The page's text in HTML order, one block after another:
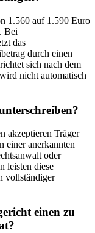
1.560 auf 1.590 Euro
Bei
das
durch einen
sich nach dem
nicht automatisch
akzeptieren Träger
einer anerkannten
oder
leisten diese
vollständiger
einen zu